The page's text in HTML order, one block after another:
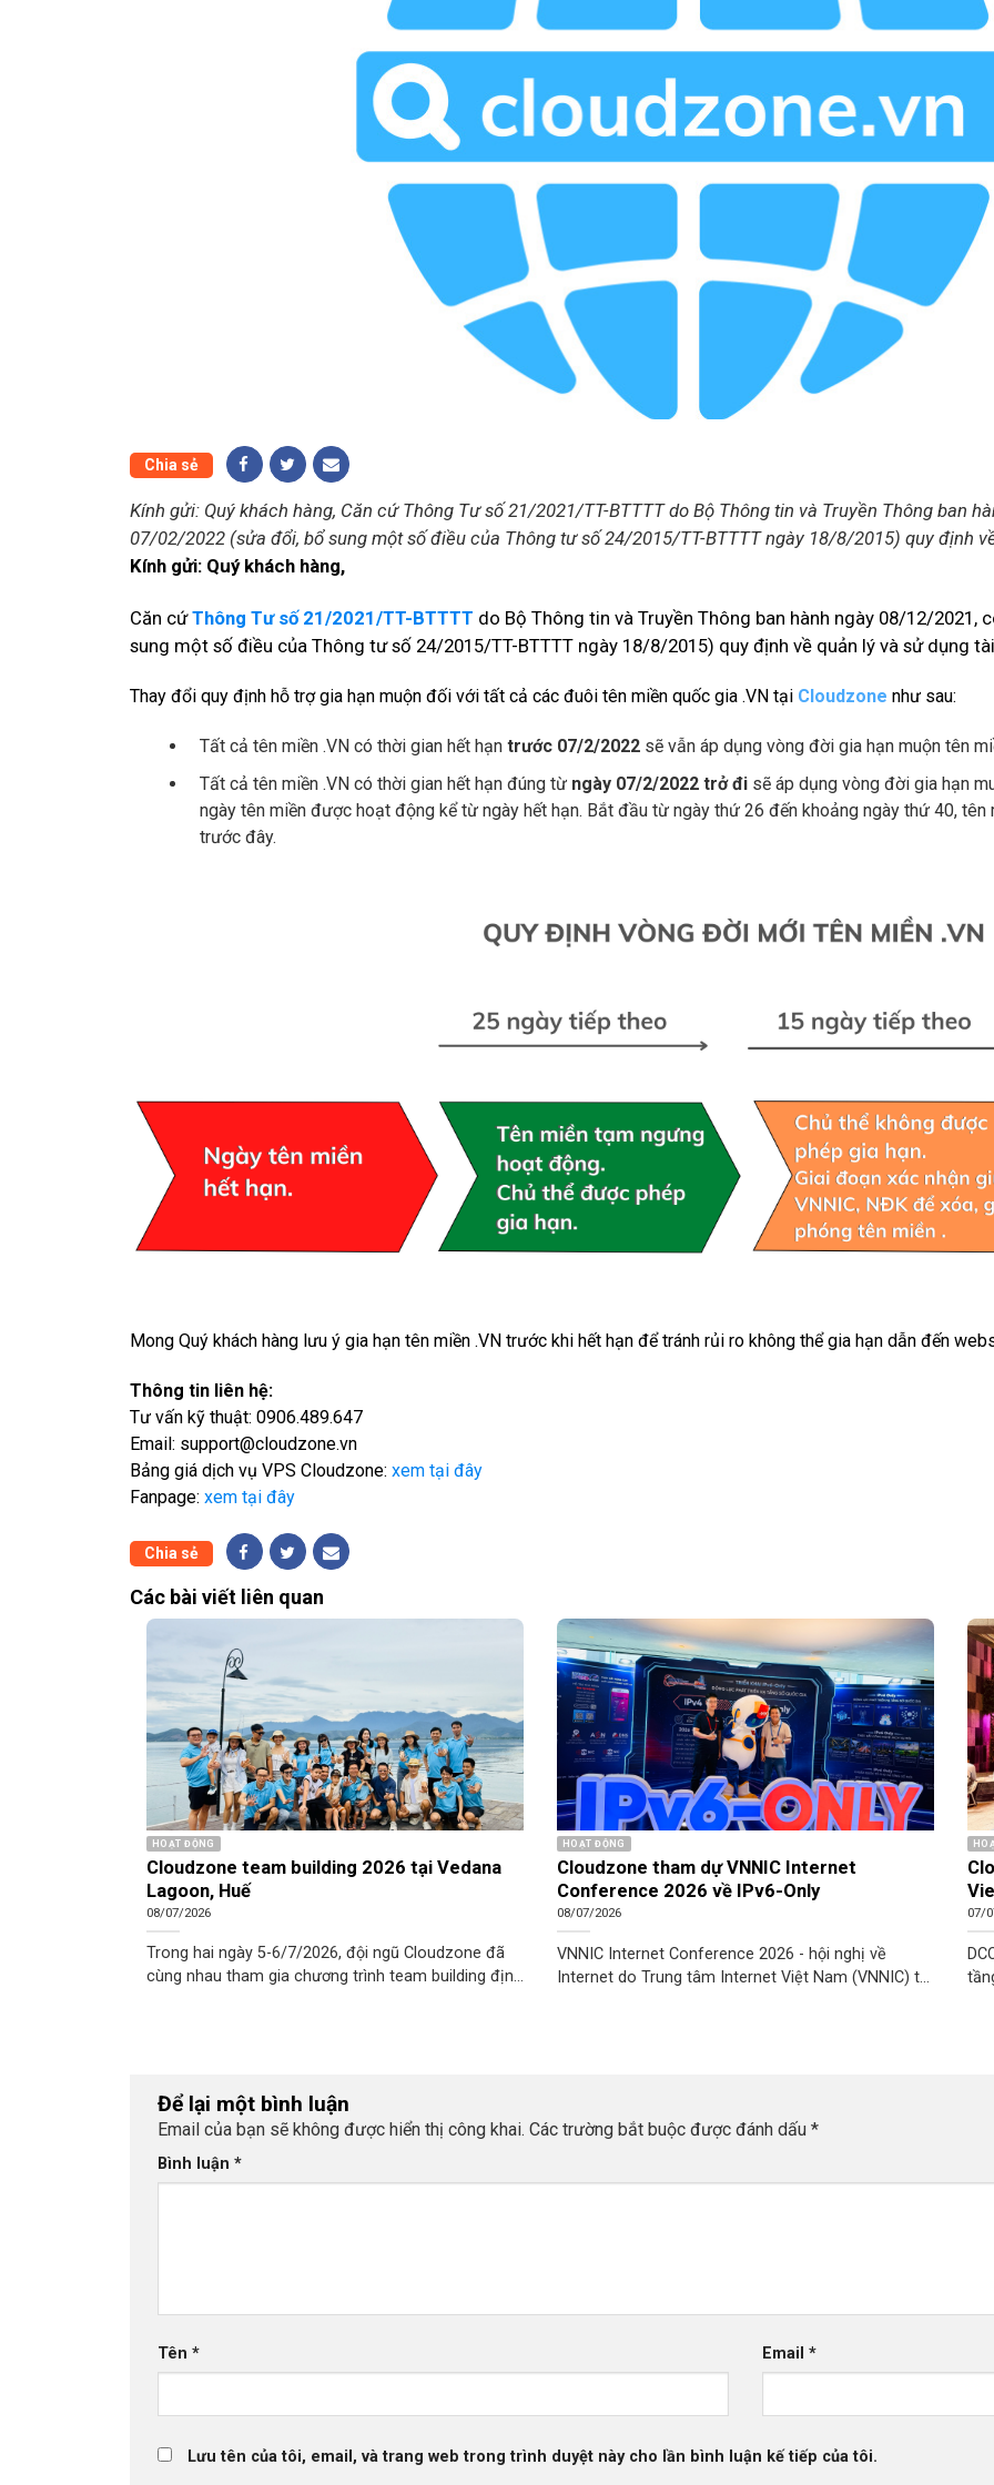
Chia sẻ
Kính gửi: Quý khách hàng, Căn cứ Thông Tư số 21/2021/TT-BTTTT do Bộ Thông tin và Truyền Thông ban
07/02/2022 (sửa đổi, bổ sung một số điều của Thông tư số 24/2015/TT-BTTTT ngày 18/8/2015) quy định
Kính gửi: Quý khách hàng,
Căn cứThông Tư số 21/2021/TT-BTTTT do Bộ Thông tin và Truyền Thông ban hành ngày 08/12/2021,
sung một số điều của Thông tư số 24/2015/TT-BTTTT ngày 18/8/2015) quy định về quản lý và sử dụng
Thay đổi quy định hỗ trợ gia hạn muộn đối với tất cả các đuôi tên miền quốc gia .VN tại Cloudzone như sau:
Tất cả tên miền .VN có thời gian hết hạn trước 07/2/2022sẽ vẫn áp dụng vòng đời gia hạn muộn tên
Tất cả tên miền .VN có thời gian hết hạn đúng từ ngày 07/2/2022 trở đisẽ áp dụng vòng đời gia hạn
ngày tên miền được hoạt động kể từ ngày hết hạn. Bắt đầu từ ngày thứ 26 đến khoảng ngày thứ 40, tên
trước đây.
Mong Quý khách hàng lưu ý gia hạn tên miền .VN trước khi hết hạn để tránh rủi ro không thể gia hạn dẫn đến
Thông tin liên hệ:
Tư vấn kỹ thuật: 0906.489.647
Email: support@cloudzone.vn
Bảng giá dịch vụ VPS Cloudzone: xem tại đây
Fanpage: xem tại đây
Chia sẻ
Các bài viết liên quan
HOẠT ĐỘNG
Cloudzone team building 2026 tại Vedana
Lagoon, Huế
08/07/2026
Trong hai ngày 5-6/7/2026, đội ngũ Cloudzone đã
cùng nhau tham gia chương trình team building định
HOẠT ĐỘNG
Cloudzone tham dự VNNIC Internet
Conference 2026 về IPv6-Only
08/07/2026
VNNIC Internet Conference 2026 - hội nghị về
Internet do Trung tâm Internet Việt Nam (VNNIC) tổ
07/
Để lại một bình luận
Email của bạn sẽ không được hiển thị công khai. Các trường bắt buộc được đánh dấu *
Bình luận *
Tên * Email *
Lưu tên của tôi, email, và trang web trong trình duyệt này cho lần bình luận kế tiếp của tôi.